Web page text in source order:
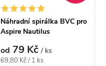
Náhradní spirálka BVC pro
Aspire Nautilus
od 79 Kč/ ks
Měrná
69,80 Kč / 1 ks